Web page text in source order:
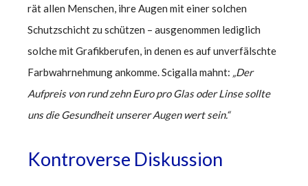
rät allen Menschen, ihre Augen mit einer solchen
Schutzschicht zu schützen – ausgenommen lediglich
solche mit Grafikberufen, in denen es auf unverfälschte
Farbwahrnehmung ankomme. Scigalla mahnt: „Der
Aufpreis von rund zehn Euro pro Glas oder Linse sollte
uns die Gesundheit unserer Augen wert sein.“
Kontroverse Diskussion